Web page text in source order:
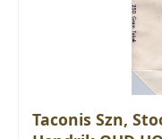
Taconis Szn,